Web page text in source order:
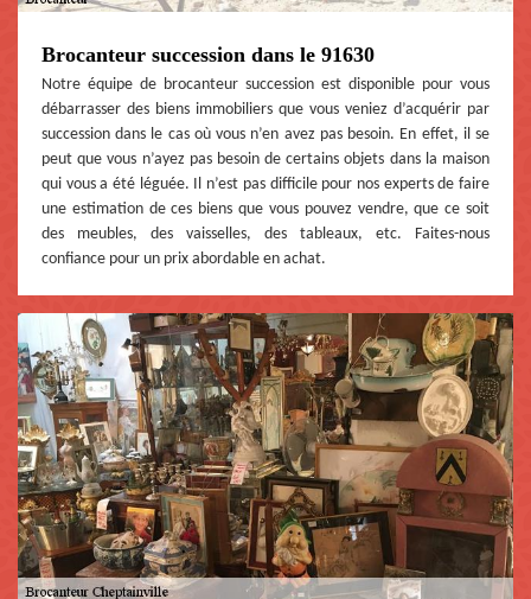
Brocanteur succession dans le 91630
Notre équipe de brocanteur succession est disponible pour vous
débarrasser des biens immobiliers que vous veniez d’acquérir par
succession dans le cas où vous n’en avez pas besoin. En effet, il se
peut que vous n’ayez pas besoin de certains objets dans la maison
qui vous a été léguée. Il n’est pas difficile pour nos experts de faire
une estimation de ces biens que vous pouvez vendre, que ce soit
des meubles, des vaisselles, des tableaux, etc. Faites-nous
confiance pour un prix abordable en achat.